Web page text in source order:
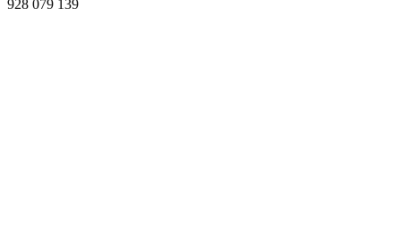
928 079 139